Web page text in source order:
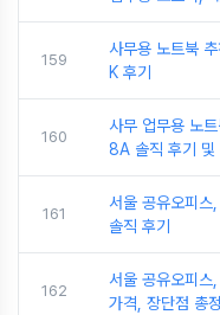
159
사무용 노트북
K 후기
160
사무 업무용 노
8A 솔직 후기 및
161
서울 공유오피스
솔직 후기
162
서울 공유오피스
가격, 장단점 총